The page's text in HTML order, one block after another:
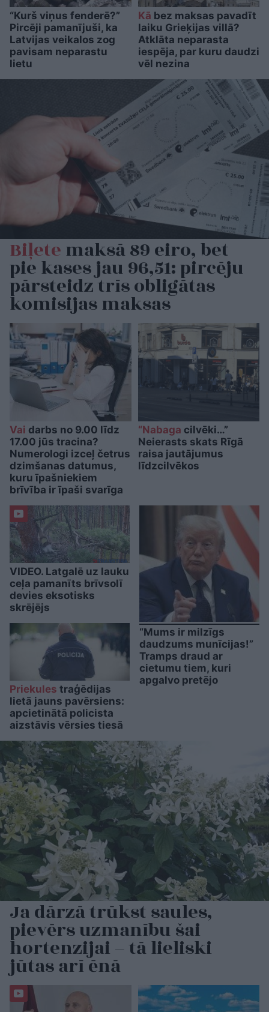
“Kurš viņus fenderē?”
Pircēji pamanījuši, ka
Latvijas veikalos zog
pavisam neparastu
lietu
Kā bez maksas pavadīt
laiku Grieķijas villā?
Atklāta neparasta
iespēja, par kuru daudzi
vēl nezina
Biļetemaksā 89 eiro, bet
pie kases jau 96,51: pircēju
pārsteidz trīs obligātas
komisijas maksas
Vai darbs no 9.00 līdz
17.00 jūs tracina?
Numerologi izceļ četrus
dzimšanas datumus,
kuru īpašniekiem
brīvība ir īpaši svarīga
“Nabaga cilvēki…”
Neierasts skats Rīgā
raisa jautājumus
līdzcilvēkos
VIDEO. Latgalē uz lauku
ceļa pamanīts brīvsolī
devies eksotisks
skrējējs
Priekules traģēdijas
lietā jauns pavērsiens:
apcietinātā policista
aizstāvis vērsies tiesā
“Mums ir milzīgs
daudzums munīcijas!”
Tramps draud ar
cietumu tiem, kuri
apgalvo pretējo
Ja dārzā trūkst saules,
pievērs uzmanību šai
hortenzijai – tā lieliski
jūtas arī ēnā